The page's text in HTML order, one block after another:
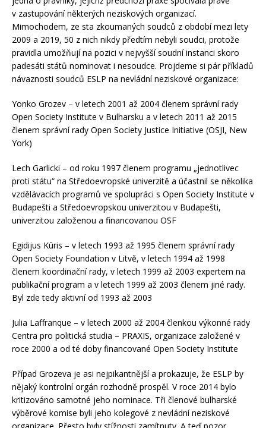
v zastupování některých neziskových organizací.
Mimochodem, ze sta zkoumaných soudců z období mezi lety
2009 a 2019, 50 z nich nikdy předtím nebyli soudci, protože
pravidla umožňují na pozici v nejvyšší soudní instanci skoro
padesáti států nominovat i nesoudce. Projdeme si pár příkladů
návaznosti soudců ESLP na nevládní neziskové organizace:
Yonko Grozev – v letech 2001 až 2004 členem správní rady
Open Society Institute v Bulharsku a v letech 2011 až 2015
členem správní rady Open Society Justice Initiative (OSJI, New
York)
Lech Garlicki – od roku 1997 členem programu „jednotlivec
proti státu“ na Středoevropské univerzitě a účastnil se několika
vzdělávacích programů ve spolupráci s Open Society Institute v
Budapešti a Středoevropskou univerzitou v Budapešti,
univerzitou založenou a financovanou OSF
Egidijus Kūris – v letech 1993 až 1995 členem správní rady
Open Society Foundation v Litvě, v letech 1994 až 1998
členem koordinační rady, v letech 1999 až 2003 expertem na
publikační program a v letech 1999 až 2003 členem jiné rady.
Byl zde tedy aktivní od 1993 až 2003
Julia Laffranque – v letech 2000 až 2004 členkou výkonné rady
Centra pro politická studia – PRAXIS, organizace založené v
roce 2000 a od té doby financované Open Society Institute
Případ Grozeva je asi nejpikantnější a prokazuje, že ESLP by
nějaký kontrolní orgán rozhodně prospěl. V roce 2014 bylo
kritizováno samotné jeho nominace. Tři členové bulharské
výběrové komise byli jeho kolegové z nevládní neziskové